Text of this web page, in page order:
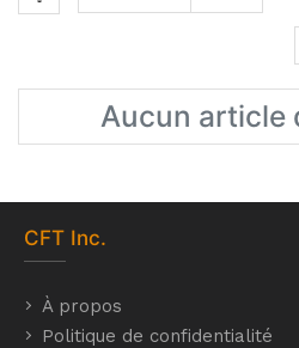
Aucun article
CFT Inc.
À propos
Politique de confidentialité